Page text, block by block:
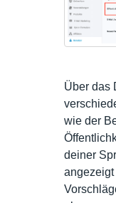
Über das
wie der
deiner